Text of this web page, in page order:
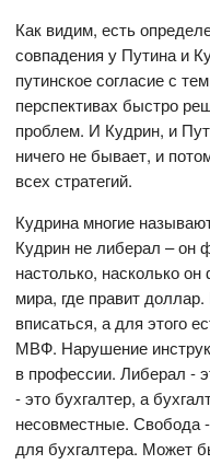
Как видим, есть
совпадения у Путина и
путинское согласие с
перспективах быстро
проблем. И Кудрин, и
ничего не бывает, и
всех стратегий.
Кудрина многие
Кудрин не либерал – он
настолько, насколько
мира, где правит
вписаться, а для этого
МВФ. Нарушение
в профессии. Либерал -
- это бухгалтер, а
несовместные. Свобода
для бухгалтера. Может